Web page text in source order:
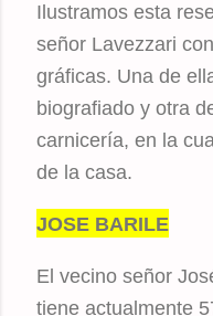
Ilustramos esta
señor Lavezzari
gráficas. Una de
biografiado y otra
carnicería, en la
de la casa.
JOSE BARILE
El vecino señor
tiene actualmente